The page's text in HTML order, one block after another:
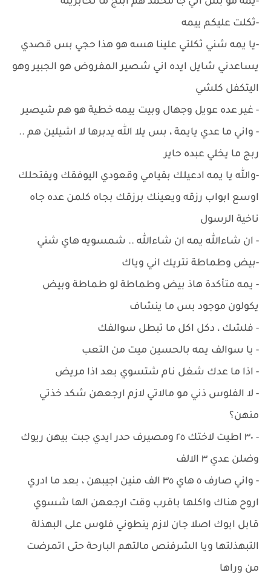
-ثكلت عليكم ييمه
-يا يمه شني ثكلتي علينا هسه هو هذا حجي بس قصدي
يساعدني شايل ايده اني شصير المفروض هو الجبير وهو
اليتكفل كلشي
- غير عده عويل وجهال وبيت ييمه خطية هو هم شيصير
- واني ما عدي يايمة ، بس يلا الله يدبرها لا اشيلين هم ..
ربج ما يخلي عبده حاير
-والله يا يمه ادعيلك بقيامي وقعودي اليوفقك ويفتحلك
اوسع ابواب رزقه ويعينك برزقك بجاه كلمن عده جاه
ناخية الرسول
- ان شاءالله يمه ان شاءالله .. شمسويه هاي شني
-بيض وطماطة نتريك اني وياك
- يمه متأكدة هاذ بيض وطماطة لو طماطة وبيض
يكولون موجود بس ما ينشاف
- فلشك ، دكل اكل ما تبطل سوالفك
- يا سوالف يمه بالحسين ميت من التعب
- اذا ما عدك شغل نام شتسوي بعد اذا مريض
- لا الفلوس ذني مو مالاتي لازم ارجعهن شكد خذتي
منهن؟
- ٣٠ اطيت لاختك ٢٥ ومصيرف حدر ايدي جبت بيهن ريوك
وضلن عدي ٣ الالف
- واني صارف ٥ هاي ٣٥ الف منين اجيبهن ، بعد ما ادري
اروح هناك واكلها باقرب وقت ارجعهن الها شسوي
قابل ابوك اصلا جان لازم ينطوني فلوس على البهذلة
التبهذلتها ويا الشرفنص مالتهم البارحة حتى اتمرضت
من وراها